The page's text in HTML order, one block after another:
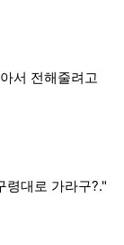
서 전해줄려고
령대로 가라구?."